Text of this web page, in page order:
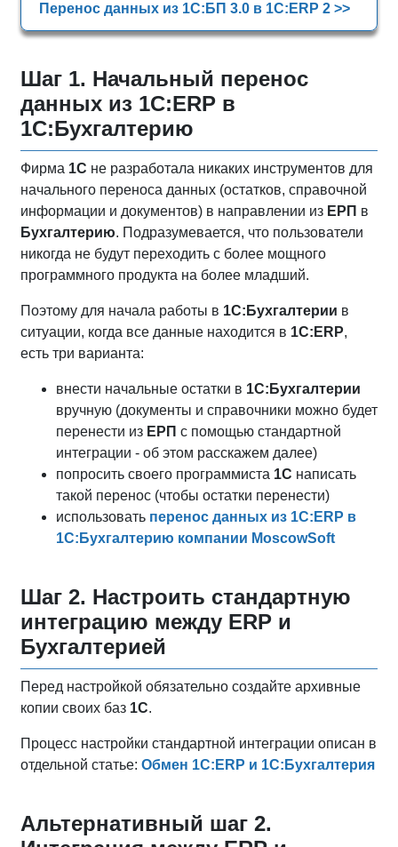
Перенос данных из 1С:БП 3.0 в 1С:ERP 2 >>
Шаг 1. Начальный перенос
данных из 1С:ERP в
1С:Бухгалтерию
Фирма 1С не разработала никаких инструментов для
начального переноса данных (остатков, справочной
информации и документов) в направлении из ЕРП в
Бухгалтерию. Подразумевается, что пользователи
никогда не будут переходить с более мощного
программного продукта на более младший.
Поэтому для начала работы в 1С:Бухгалтерии в
ситуации, когда все данные находится в 1С:ERP,
есть три варианта:
внести начальные остатки в 1С:Бухгалтерии
вручную (документы и справочники можно будет
перенести из ЕРП с помощью стандартной
интеграции - об этом расскажем далее)
попросить своего программиста 1С написать
такой перенос (чтобы остатки перенести)
использовать перенос данных из 1С:ERP в
1С:Бухгалтерию компании MoscowSoft
Шаг 2. Настроить стандартную
интеграцию между ERP и
Бухгалтерией
Перед настройкой обязательно создайте архивные
копии своих баз 1С.
Процесс настройки стандартной интеграции описан в
отдельной статье: Обмен 1С:ERP и 1С:Бухгалтерия
Альтернативный шаг 2.